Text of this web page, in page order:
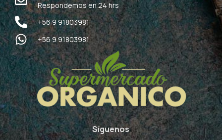
Respondemos en 24 hrs
+56 9 91803981
+56 9 91803981
Síguenos